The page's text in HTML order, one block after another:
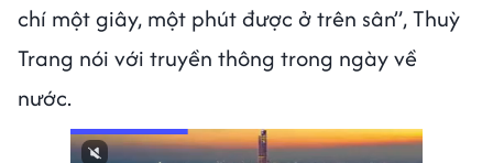
chí một giây, một phút được ở trên sân”, Thuỳ
Trang nói với truyền thông trong ngày về
nước.